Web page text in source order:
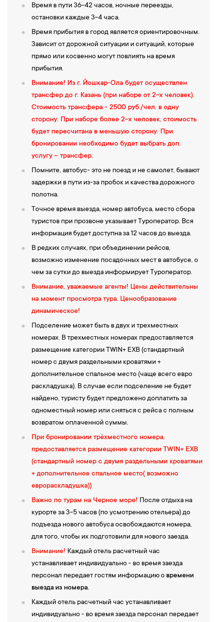
Время в пути 36-42 часов, ночные переезды,
остановки каждые 3-4 часа.
Время прибытия в город является ориентировочным.
Зависит от дорожной ситуации и ситуаций, которые
прямо или косвенно могут повлиять на время
прибытия.
Внимание! Из г. Йошкар-Ола будет осуществлен
трансфер до г. Казань (при наборе от 2-х человек).
Стоимость трансфера - 2500 руб./чел. в одну
сторону. При наборе более 2-х человек, стоимость
будет пересчитана в меньшую сторону. При
бронировании необходимо будет выбрать доп.
услугу – трансфер.
Помните, автобус- это не поезд и не самолет, бывают
задержки в пути из-за пробок и качества дорожного
полотна.
Точное время выезда, номер автобуса, место сбора
туристов при прозвоне указывает Туроператор. Вся
информация будет доступна за 12 часов до выезда.
В редких случаях, при объединении рейсов,
возможно изменение посадочных мест в автобусе, о
чем за сутки до выезда информирует Туроператор.
Внимание, уважаемые агенты! Цены действительны
на момент просмотра тура. Ценообразование
динамическое!
Подселение может быть в двух и трехместных
номерах. В трехместных номерах предоставляется
размещение категории TWIN+ EXB (стандартный
номер с двумя раздельными кроватями +
дополнительное спальное место (чаще всего евро
раскладушка). В случае если подселение не будет
найдено, туристу будет предложено доплатить за
одноместный номер или сняться с рейса с полным
возвратом оплаченной суммы.
При бронировании трёхместного номера,
предоставляется размещение категории TWIN+ EXB
(стандартный номер с двумя раздельными кроватями
+ дополнительное спальное место( возможно
еврораскладушка))
Важно по турам на Черное море! После отдыха на
курорте за 3-5 часов (по усмотрению отельера) до
подъезда нового автобуса освобождаются номера,
для того, чтобы их подготовили для нового заезда.
Внимание! Каждый отель расчетный час
устанавливает индивидуально - во время заезда
персонал передает гостям информацию о времени
выезда из номера.
Каждый отель расчетный час устанавливает
индивидуально - во время заезда персонал передает